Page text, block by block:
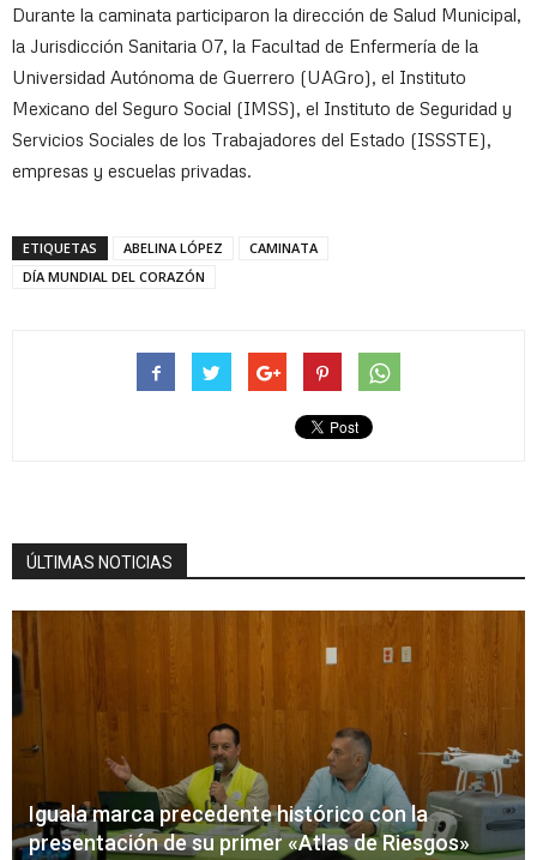
Durante la caminata participaron la dirección de Salud Municipal,
la Jurisdicción Sanitaria 07, la Facultad de Enfermería de la
Universidad Autónoma de Guerrero (UAGro), el Instituto
Mexicano del Seguro Social (IMSS), el Instituto de Seguridad y
Servicios Sociales de los Trabajadores del Estado (ISSSTE),
empresas y escuelas privadas.
ETIQUETAS ABELINA LÓPEZ
CAMINATA
DÍA MUNDIAL DEL CORAZÓN
ÚLTIMAS NOTICIAS
Iguala marca precedente histórico con la
presentación de su primer «Atlas de Riesgos»